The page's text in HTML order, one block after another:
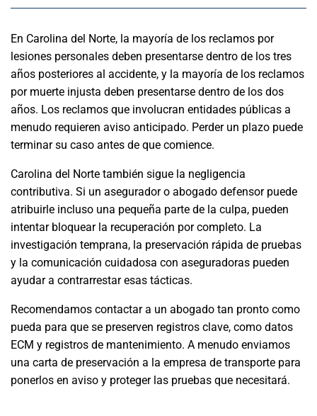
En Carolina del Norte, la mayoría de los reclamos por
lesiones personales deben presentarse dentro de los tres
años posteriores al accidente, y la mayoría de los reclamos
por muerte injusta deben presentarse dentro de los dos
años. Los reclamos que involucran entidades públicas a
menudo requieren aviso anticipado. Perder un plazo puede
terminar su caso antes de que comience.
Carolina del Norte también sigue la negligencia
contributiva. Si un asegurador o abogado defensor puede
atribuirle incluso una pequeña parte de la culpa, pueden
intentar bloquear la recuperación por completo. La
investigación temprana, la preservación rápida de pruebas
y la comunicación cuidadosa con aseguradoras pueden
ayudar a contrarrestar esas tácticas.
Recomendamos contactar a un abogado tan pronto como
pueda para que se preserven registros clave, como datos
ECM y registros de mantenimiento. A menudo enviamos
una carta de preservación a la empresa de transporte para
ponerlos en aviso y proteger las pruebas que necesitará.